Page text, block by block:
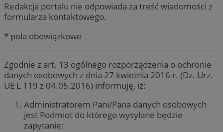
Redakcja portalu nie odpowiada za treść wiadomości z
formularza kontaktowego.
* pola obowiązkowe
Zgodnie z art. 13 ogólnego rozporządzenia o ochronie
danych osobowych z dnia 27 kwietnia 2016 r. (Dz. Urz.
UE L 119 z 04.05.2016) informuję, iż:
Administratorem Pani/Pana danych osobowych
jest Podmiot do którego wysyłane będzie
zapytanie;